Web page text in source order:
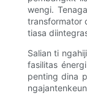
wengi.
transformator
tiasa
Salian ti
fasilitas
penting dina